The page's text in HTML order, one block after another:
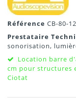
Référence CB-80-
Prestataire
sonorisation,
Location barre
cm pour structures
Ciotat